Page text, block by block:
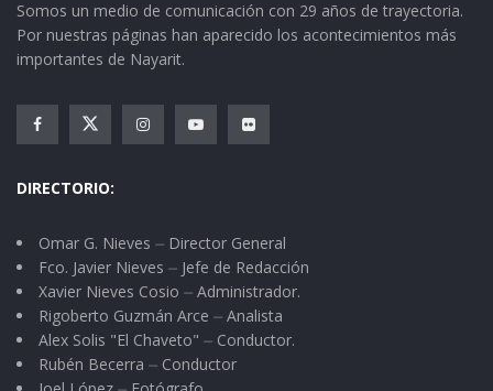
Somos un medio de comunicación con 29 años de trayectoria.
Por nuestras páginas han aparecido los acontecimientos más
importantes de Nayarit.
DIRECTORIO:
Omar G. Nieves ⏤ Director General
Fco. Javier Nieves ⏤ Jefe de Redacción
Xavier Nieves Cosio ⏤ Administrador.
Rigoberto Guzmán Arce ⏤ Analista
Alex Solis "El Chaveto" ⏤ Conductor.
Rubén Becerra ⏤ Conductor